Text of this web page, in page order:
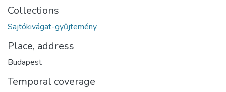
Collections
Sajtókivágat-gyűjtemény
Place, address
Budapest
Temporal coverage